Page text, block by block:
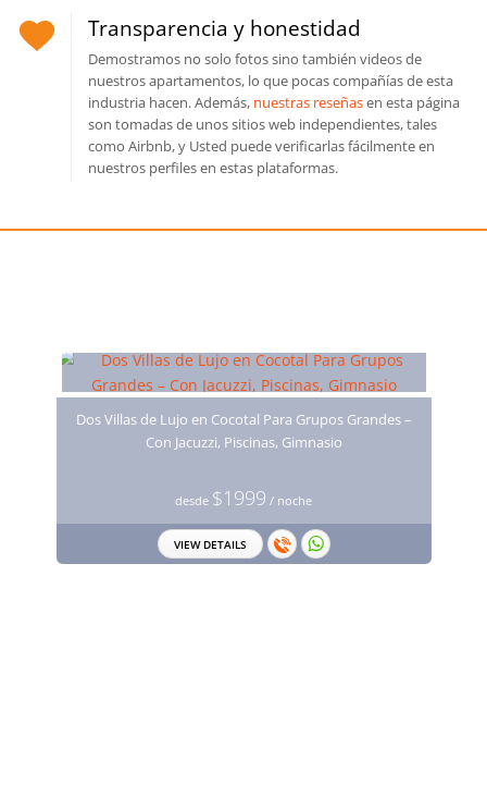
Transparencia y honestidad
Demostramos no solo fotos sino también videos de
nuestros apartamentos, lo que pocas compañías de esta
industria hacen. Además, nuestras reseñasen esta página
son tomadas de unos sitios web independientes, tales
como Airbnb, y Usted puede verificarlas fácilmente en
nuestros perfiles en estas plataformas.
Dos Villas de Lujo en Cocotal Para Grupos Grandes –
Con Jacuzzi, Piscinas, Gimnasio
desde $1999 / noche
VIEW DETAILS